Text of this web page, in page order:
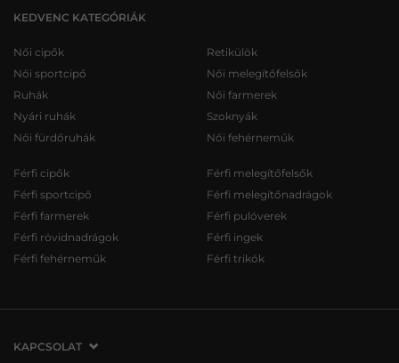
KEDVENC KATEGÓRIÁK
Női cipők
Női sportcipő
Ruhák
Nyári ruhák
Női fürdőruhák
Retikülök
Női melegítőfelsők
Női farmerek
Szoknyák
Női fehérneműk
Férfi cipők
Férfi sportcipő
Férfi farmerek
Férfi rövidnadrágok
Férfi fehérneműk
Férfi melegítőfelsők
Férfi melegítőnadrágok
Férfi pulóverek
Férfi ingek
Férfi trikók
KAPCSOLAT